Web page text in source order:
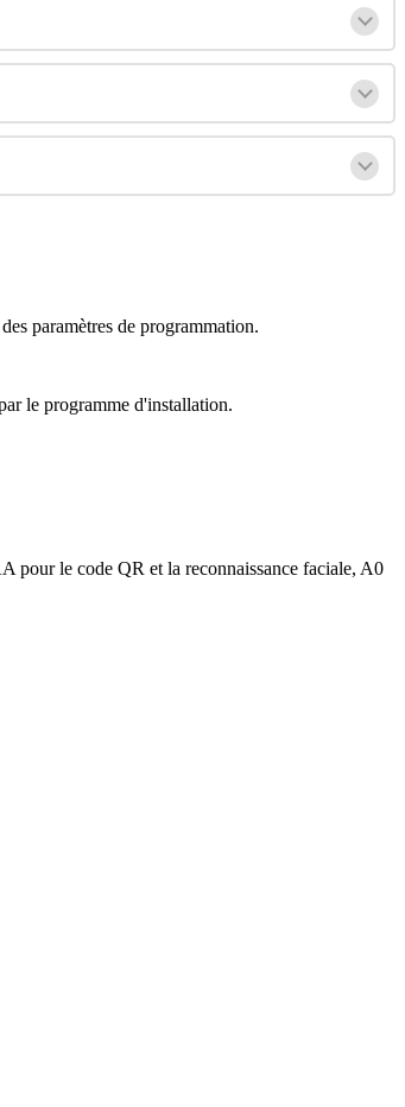
des paramètres de programmation.
le programme d'installation.
pour le code QR et la reconnaissance faciale, A0